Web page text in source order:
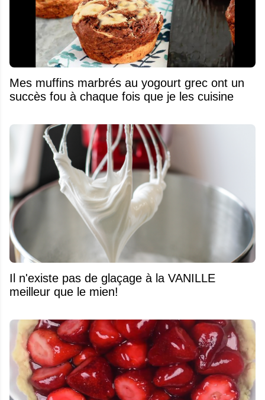
Mes muffins marbrés au yogourt grec ont un
succès fou à chaque fois que je les cuisine
Il n'existe pas de glaçage à la VANILLE
meilleur que le mien!